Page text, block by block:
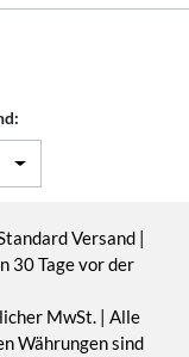
Versand |
30 Tage vor der
MwSt. | Alle
Währungen sind